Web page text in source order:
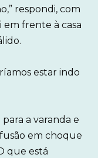
respondi, com
em frente à casa
estar indo
a varanda e
em choque
que está